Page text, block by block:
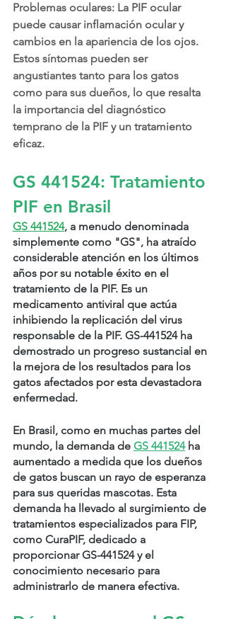
Problemas oculares: La PIF ocular
puede causar inflamación ocular y
cambios en la apariencia de los ojos.
Estos síntomas pueden ser
angustiantes tanto para los gatos
como para sus dueños, lo que resalta
la importancia del diagnóstico
temprano de la PIF y un tratamiento
eficaz.
GS 441524: Tratamiento
PIF en Brasil
GS 441524, a menudo denominada
simplemente como "GS", ha atraído
considerable atención en los últimos
años por su notable éxito en el
tratamiento de la PIF. Es un
medicamento antiviral que actúa
inhibiendo la replicación del virus
responsable de la PIF. GS-441524 ha
demostrado un progreso sustancial en
la mejora de los resultados para los
gatos afectados por esta devastadora
enfermedad.
En Brasil, como en muchas partes del
mundo, la demanda de GS 441524 ha
aumentado a medida que los dueños
de gatos buscan un rayo de esperanza
para sus queridas mascotas. Esta
demanda ha llevado al surgimiento de
tratamientos especializados para FIP,
como CuraPIF, dedicado a
proporcionar GS-441524 y el
conocimiento necesario para
administrarlo de manera efectiva.